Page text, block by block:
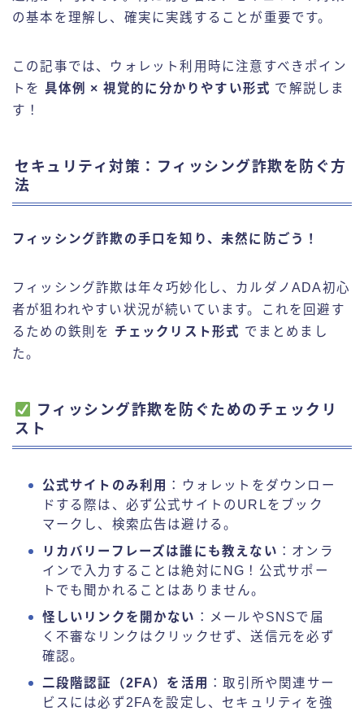
の基本を理解し、確実に実践することが重要です。
この記事では、ウォレット利用時に注意すべきポイン
トを 具体例 × 視覚的に分かりやすい形式 で解説しま
す！
セキュリティ対策：フィッシング詐欺を防ぐ方
法
フィッシング詐欺の手口を知り、未然に防ごう！
フィッシング詐欺は年々巧妙化し、カルダノADA初心
者が狙われやすい状況が続いています。これを回避す
るための鉄則を チェックリスト形式 でまとめまし
た。
フィッシング詐欺を防ぐためのチェックリ
スト
公式サイトのみ利用
：ウォレットをダウンロー
ドする際は、必ず公式サイトのURLをブック
マークし、検索広告は避ける。
リカバリーフレーズは誰にも教えない ：オンラ
インで入力することは絶対にNG！公式サポー
トでも聞かれることはありません。
怪しいリンクを開かない ：メールやSNSで届
く不審なリンクはクリックせず、送信元を必ず
確認。
二段階認証（2FA）を活用
：取引所や関連サー
ビスには必ず2FAを設定し、セキュリティを強